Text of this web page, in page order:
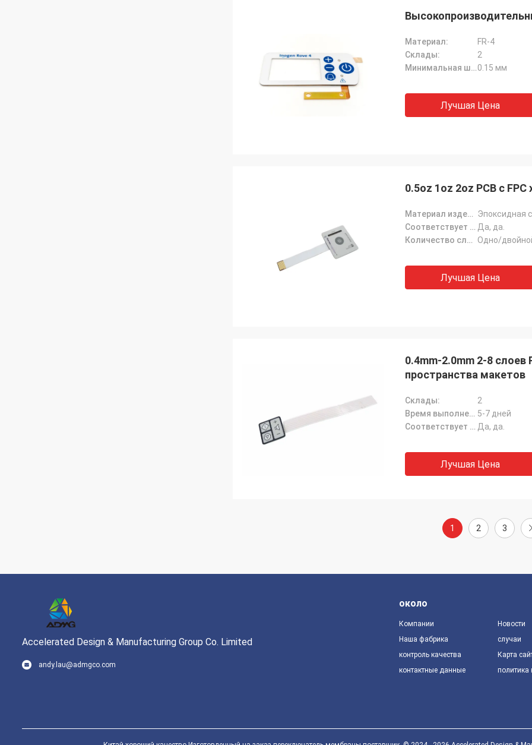
Материал:
FR-4
Склады:
2
Минимальная ширина линии шелковой пленки:0.15 мм
Лучшая Цена
0.5oz 1oz 2oz PCB с
Материал изделия: Эпоксидная
Соответствует требованиям Rohs: Да, да.
Количество слоев:
Одно/
Лучшая Цена
0.4mm-2.0mm 2-8 слоев
пространства макетов
Склады:
2
Время выполнения: 5-7 дней
Соответствует требованиям Rohs: Да, да.
Лучшая Цена
1 2 3
Accelerated Design & Manufacturing Group Co. Limited
andy.lau@admgco.com
около
Компании
Наша фабрика
контроль качества
контактные данные
Новости
случаи
Карта
политика